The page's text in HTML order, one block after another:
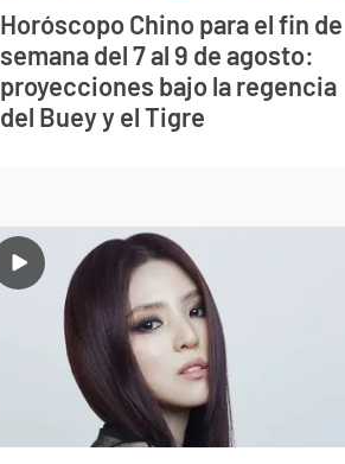
Horóscopo Chino para el fin de
semana del 7 al 9 de agosto:
proyecciones bajo la regencia
del Buey y el Tigre